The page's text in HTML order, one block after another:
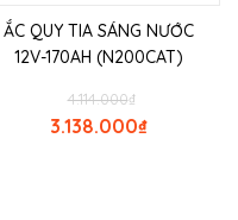
ẮC QUY TIA SÁNG NƯỚC
12V-170AH (N200CAT)
₫
4.114.000
₫
3.138.000